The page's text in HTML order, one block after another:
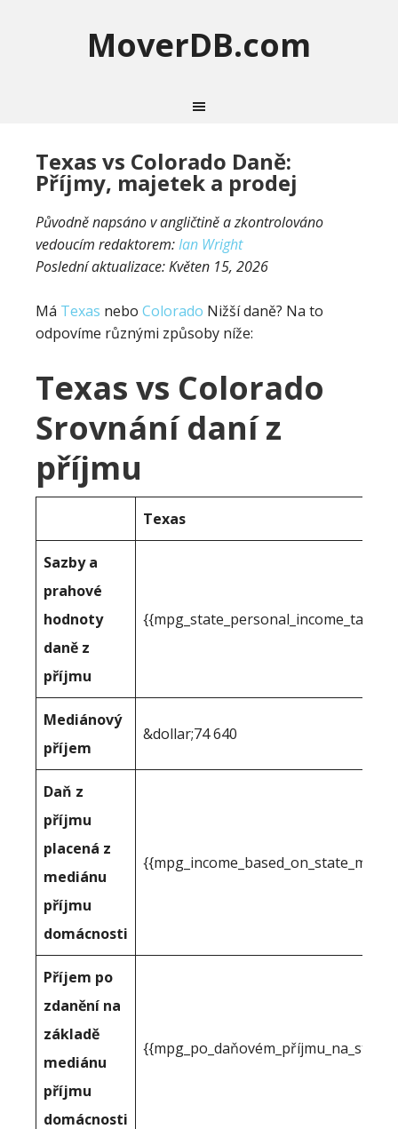
MoverDB.com
Texas vs Colorado Daně:
Příjmy, majetek a prodej
Původně napsáno v angličtině a zkontrolováno
vedoucím redaktorem:Ian Wright
Poslední aktualizace:Květen 15, 2026
Má Texas nebo Colorado Nižší daně? Na to
odpovíme různými způsoby níže:
Texas vs Colorado
Srovnání daní z
příjmu
Texas
Sazby a
prahové
hodnoty
daně z
příjmu
Mediánový
příjem
&dollar;74 640
Daň z
příjmu
placená z
mediánu
příjmu
domácnosti
Příjem po
zdanění na
základě
mediánu
příjmu
domácnosti